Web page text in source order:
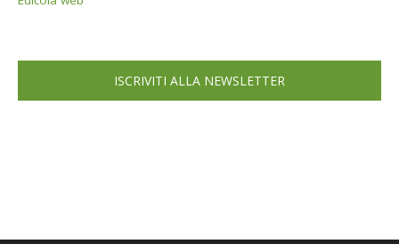
ISCRIVITI ALLA NEWSLETTER